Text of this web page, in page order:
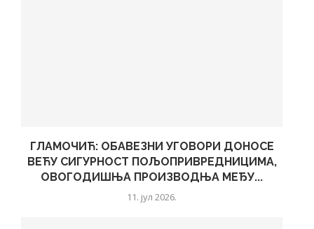
ГЛАМОЧИЋ: ОБАВЕЗНИ УГОВОРИ ДОНОСЕ
ВЕЋУ СИГУРНОСТ ПОЉОПРИВРЕДНИЦИМА,
ОВОГОДИШЊА ПРОИЗВОДЊА МЕЂУ...
11. јул 2026.